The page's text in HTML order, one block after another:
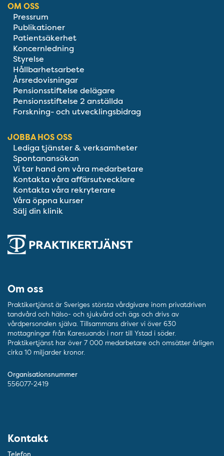
OM OSS
Pressrum
Publikationer
Patientsäkerhet
Koncernledning
Styrelse
Hållbarhetsarbete
Årsredovisningar
Pensionsstiftelse delägare
Pensionsstiftelse 2 anställda
Forskning- och utvecklingsbidrag
JOBBA HOS OSS
Lediga tjänster & verksamheter
Spontanansökan
Vi tar hand om våra medarbetare
Kontakta våra affärsutvecklare
Kontakta våra rekryterare
Våra öppna kurser
Sälj din klinik
Om oss
Praktikertjänst är Sveriges största vårdgivare inom privatdriven
tandvård och hälso- och sjukvård och ägs och drivs av
vårdpersonalen själva. Tillsammans driver vi över 630
mottagningar från Karesuando i norr till Ystad i söder.
Praktikertjänst har över 7 000 medarbetare och omsätter årligen
cirka 10 miljarder kronor.
Organisationsnummer
556077-2419
Kontakt
Telefon